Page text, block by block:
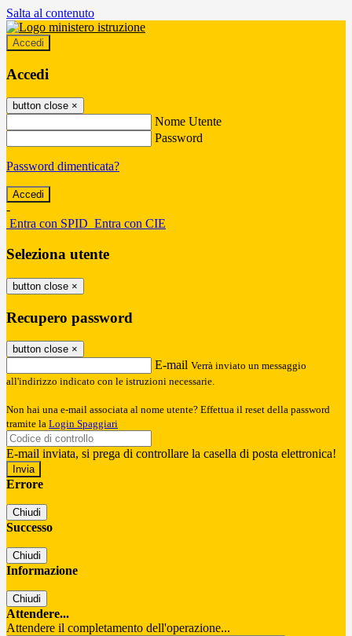
Salta al contenuto
Accedi
Accedi
button close ×
Nome Utente
Password
Password dimenticata?
-
Entra con SPID Entra con CIE
Seleziona utente
button close ×
Recupero password
button close ×
E-mail Verrà inviato un messaggio
all'indirizzo indicato con le istruzioni necessarie.
Non hai una e-mail associata al nome utente? Effettua il reset della password
tramite la Login Spaggiari
E-mail inviata, si prega di controllare la casella di posta elettronica!
Errore
Chiudi
Successo
Chiudi
Informazione
Chiudi
Attendere...
Attendere il completamento dell'operazione...